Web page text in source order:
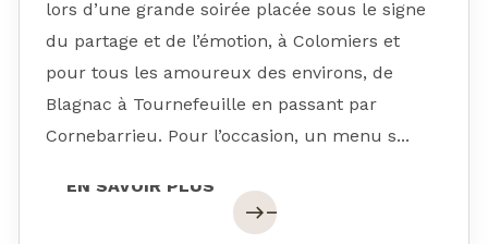
lors d’une grande soirée placée sous le signe
du partage et de l’émotion, à Colomiers et
pour tous les amoureux des environs, de
Blagnac à Tournefeuille en passant par
Cornebarrieu. Pour l’occasion, un menu s...
EN SAVOIR PLUS
easteast